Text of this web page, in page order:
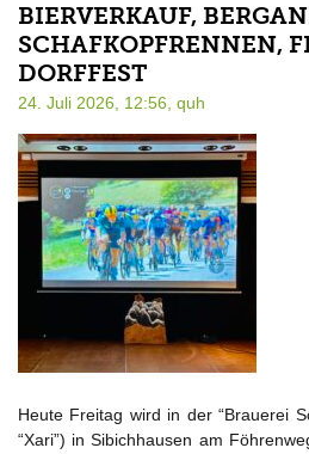
BIERVERKAUF,
SCHAFKOPFRENNEN,
DORFFEST
24. Juli 2026, 12:56, quh
Heute Freitag wird in der “Brauerei
“Xari”) in Sibichhausen am